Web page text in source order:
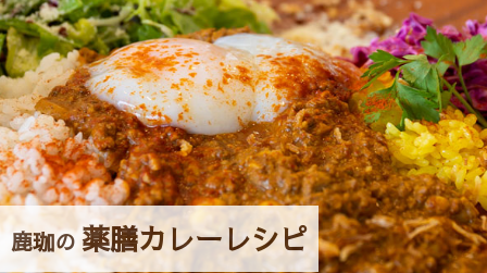
鹿珈の薬膳カレーレシピ